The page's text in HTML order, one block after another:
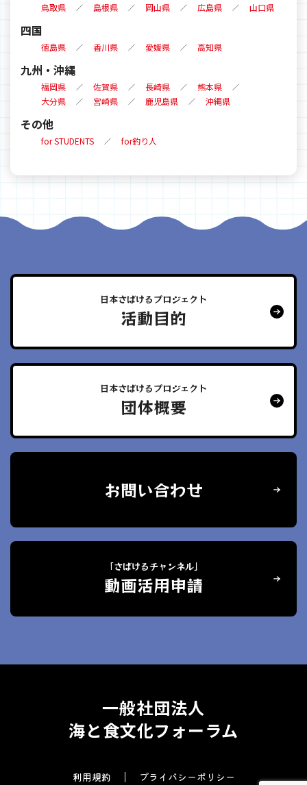
鳥取県 島根県 岡山県 広島県 山口県
四国
徳島県 香川県 愛媛県 高知県
九州・沖縄
福岡県 佐賀県 長崎県
熊本県
大分県
宮崎県 鹿児島県 沖縄県
その他
for STUDENTS for釣り人
日本さばけるプロジェクト
活動目的
日本さばけるプロジェクト
団体概要
お問い合わせ
「さばけるチャンネル」
動画活用申請
一般社団法人
海と食文化フォーラム
利用規約 プライバシーポリシー